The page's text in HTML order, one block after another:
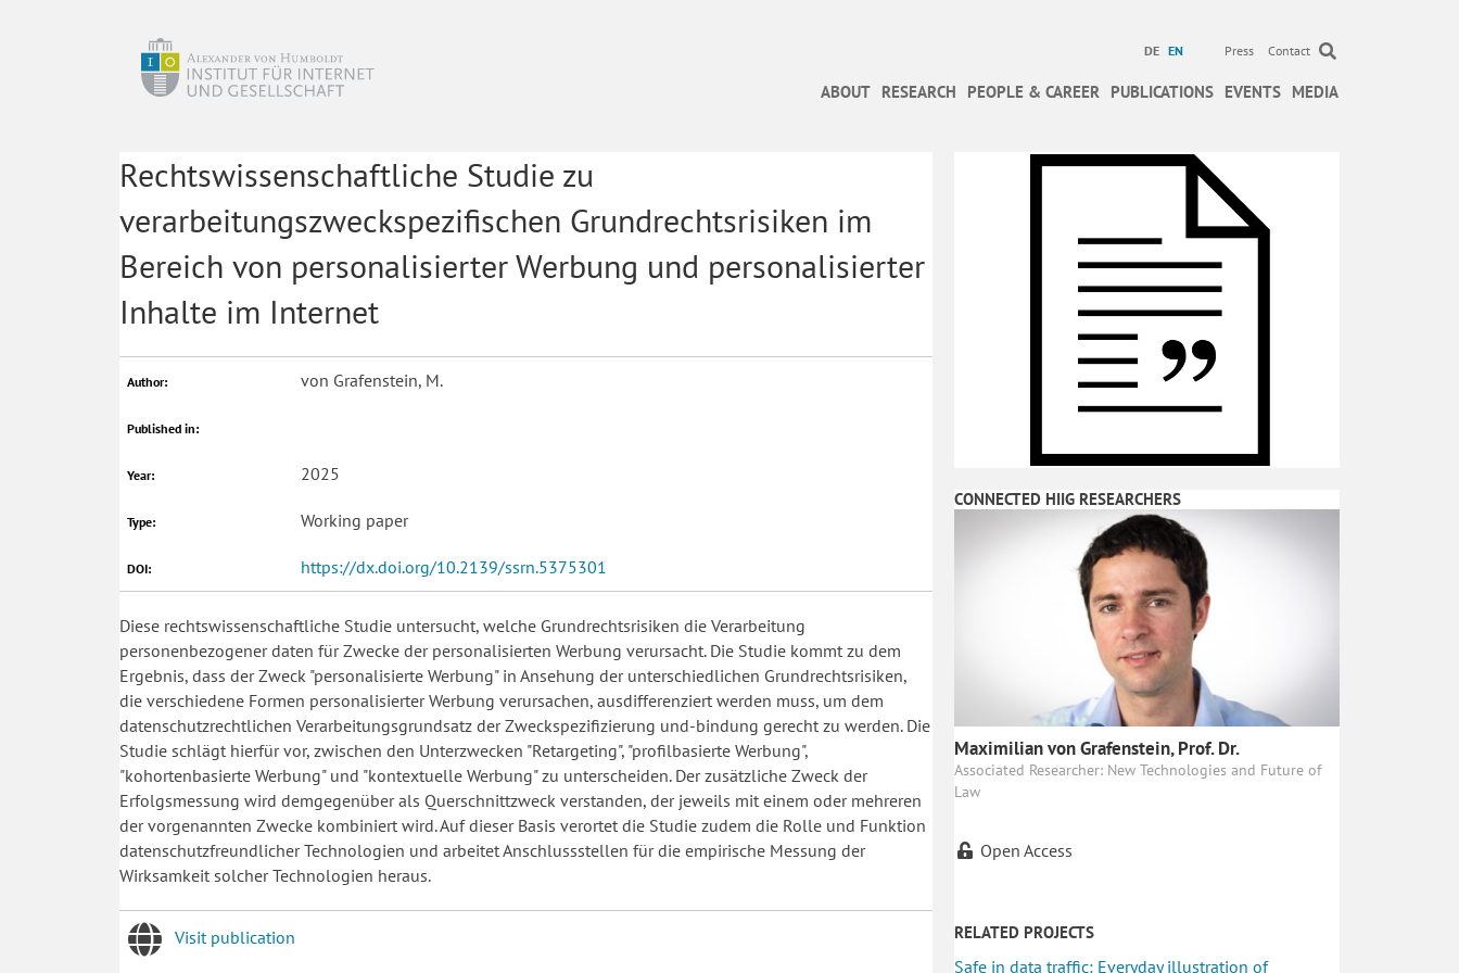
DE EN Press Contact
ABOUT RESEARCH PEOPLE & CAREER PUBLICATIONS EVENTS MEDIA
Rechtswissenschaftliche Studie zu
verarbeitungszweckspezifischen Grundrechtsrisiken im
Bereich von personalisierter Werbung und personalisierter
Inhalte im Internet
Author: von Grafenstein, M.
Published in:
Year: 2025
Type: Working paper
DOI: https://dx.doi.org/10.2139/ssrn.5375301
Diese rechtswissenschaftliche Studie untersucht, welche Grundrechtsrisiken die Verarbeitung
personenbezogener daten für Zwecke der personalisierten Werbung verursacht. Die Studie kommt zu dem
Ergebnis, dass der Zweck "personalisierte Werbung" in Ansehung der unterschiedlichen Grundrechtsrisiken,
die verschiedene Formen personalisierter Werbung verursachen, ausdifferenziert werden muss, um dem
datenschutzrechtlichen Verarbeitungsgrundsatz der Zweckspezifizierung und-bindung gerecht zu werden. Die
Studie schlägt hierfür vor, zwischen den Unterzwecken "Retargeting", "profilbasierte Werbung",
"kohortenbasierte Werbung" und "kontextuelle Werbung" zu unterscheiden. Der zusätzliche Zweck der
Erfolgsmessung wird demgegenüber als Querschnittzweck verstanden, der jeweils mit einem oder mehreren
der vorgenannten Zwecke kombiniert wird. Auf dieser Basis verortet die Studie zudem die Rolle und Funktion
datenschutzfreundlicher Technologien und arbeitet Anschlussstellen für die empirische Messung der
Wirksamkeit solcher Technologien heraus.
Visit publication
CONNECTED HIIG RESEARCHERS
Maximilian von Grafenstein, Prof. Dr.
Associated Researcher: New Technologies and Future of
Law
Open Access
RELATED PROJECTS
Safe in data traffic: Everyday illustration of